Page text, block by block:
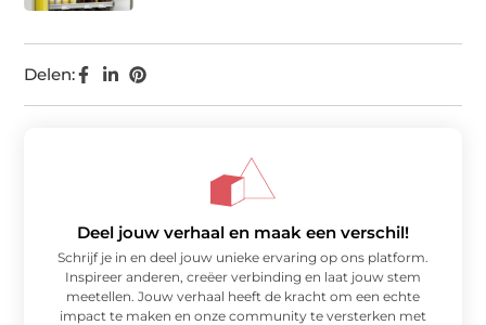
Delen:
Deel jouw verhaal en maak een verschil!
Schrijf je in en deel jouw unieke ervaring op ons platform.
Inspireer anderen, creëer verbinding en laat jouw stem
meetellen. Jouw verhaal heeft de kracht om een echte
impact te maken en onze community te versterken met